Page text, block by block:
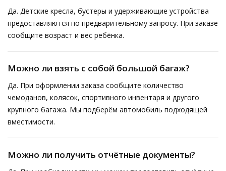
Да. Детские кресла, бустеры и удерживающие устройства
предоставляются по предварительному запросу. При заказе
сообщите возраст и вес ребёнка.
Можно ли взять с собой большой багаж?
Да. При оформлении заказа сообщите количество
чемоданов, колясок, спортивного инвентаря и другого
крупного багажа. Мы подберём автомобиль подходящей
вместимости.
Можно ли получить отчётные документы?